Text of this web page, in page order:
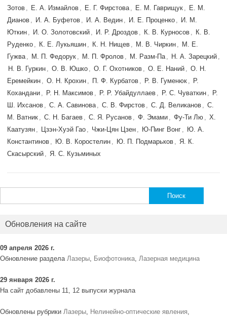
Зотов , Е. А. Измайлов , Е. Г. Фирстова , Е. М. Гаврищук , Е. М.
Дианов , И. А. Буфетов , И. А. Ведин , И. Е. Проценко , И. М.
Юткин , И. О. Золотовский , И. Р. Дроздов , К. В. Курносов , К. В.
Руденко , К. Е. Лукьяшин , К. Н. Нищев , М. В. Чиркин , М. Е.
Гужва , М. П. Федорук , М. П. Фролов , М. Разм-Па , Н. А. Зарецкий ,
Н. В. Гуркин , О. В. Юшко , О. Г. Охотников , О. Е. Наний , О. Н.
Еремейкин , О. Н. Крохин , П. Ф. Курбатов , Р. В. Гуменюк , Р.
Кохандани , Р. Н. Максимов , Р. Р. Убайдуллаев , Р. С. Чуваткин , Р.
Ш. Ихсанов , С. А. Савинова , С. В. Фирстов , С. Д. Великанов , С.
М. Ватник , С. Н. Багаев , С. Я. Русанов , Ф. Эмами , Фу-Ти Лю , Х.
Каатузян , Цзэн-Хуэй Гао , Чжи-Цян Цзен , Ю-Пинг Вонг , Ю. А.
Константинов , Ю. В. Коростелин , Ю. П. Подмарьков , Я. К.
Скасырский , Я. С. Кузьминых
Обновления на сайте
09 апреля 2026 г.
Обновление раздела Лазеры, Биофотоника, Лазерная медицина
29 января 2026 г.
На сайт добавлены 11, 12 выпуски журнала
Обновлены рубрики Лазеры, Нелинейно-оптические явления,